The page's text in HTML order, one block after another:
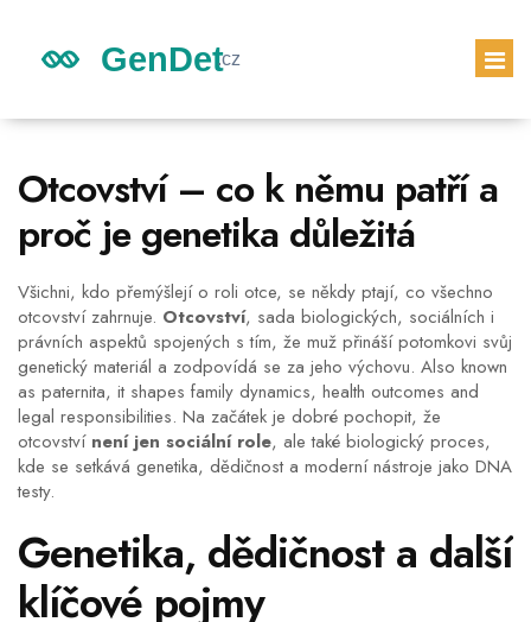
GENETICKÉ DĚDICTVÍ
DĚDICTVÍ DĚTÍ
GENETICKÝ TEST
Otcovství – co k němu patří a
proč je genetika důležitá
Všichni, kdo přemýšlejí o roli otce, se někdy ptají, co všechno
otcovství zahrnuje. Otcovství, sada biologických, sociálních i
právních aspektů spojených s tím, že muž přináší potomkovi svůj
genetický materiál a zodpovídá se za jeho výchovu. Also known
as paternita, it shapes family dynamics, health outcomes and
legal responsibilities. Na začátek je dobré pochopit, že
otcovství není jen sociální role, ale také biologický proces,
kde se setkává genetika, dědičnost a moderní nástroje jako DNA
testy.
Genetika, dědičnost a další
klíčové pojmy